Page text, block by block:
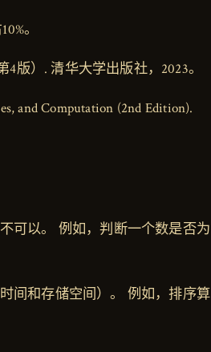
。
版）. 清华大学出版社，2023。
and Computation (2nd Edition).
可以。 例如，判断一个数是否为
间和存储空间）。 例如，排序算